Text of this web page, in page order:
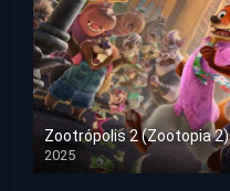
Zootrópolis 2 (Zootopia 2)
2025
HD 1080p